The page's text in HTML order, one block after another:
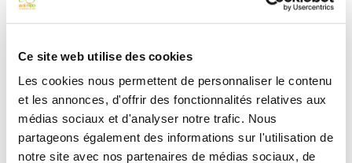
Ce site web utilise des cookies
Les cookies nous permettent de personnaliser le contenu
et les annonces, d'offrir des fonctionnalités relatives aux
médias sociaux et d'analyser notre trafic. Nous
partageons également des informations sur l'utilisation de
notre site avec nos partenaires de médias sociaux, de
- leCo'athlon
s'est enrichi de nouvelles activités comme le breakdance et
le théâtre
Biathlon Concept
de nouveaux partenariats se sont concrétisés :Abbaye de Royaumont,
Cie Zoubidou
Tous nos vœux 2022